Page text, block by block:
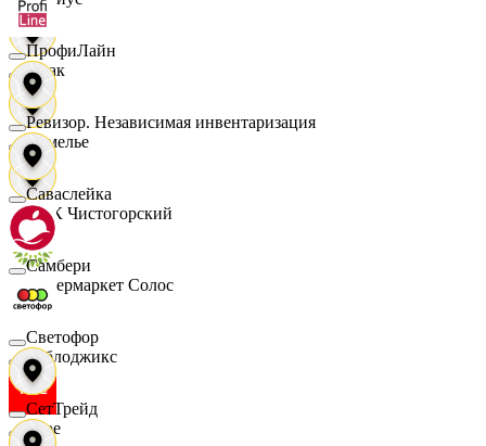
Смак
Сомелье
СПК Чистогорский
Супермаркет Солос
Таблоджикс
Твое
ПрофиЛайн
Ревизор. Независимая инвентаризация
Саваслейка
Самбери
Светофор
СетТрейд